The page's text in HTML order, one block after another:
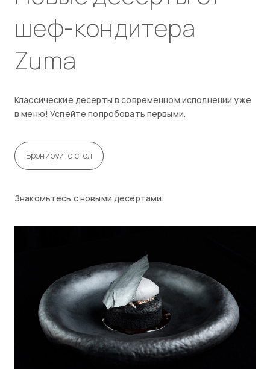
шеф-кондитера
Zuma
Классические десерты в современном исполнении уже
в меню! Успейте попробовать первыми.
Бронируйте стол
Знакомьтесь с новыми десертами: